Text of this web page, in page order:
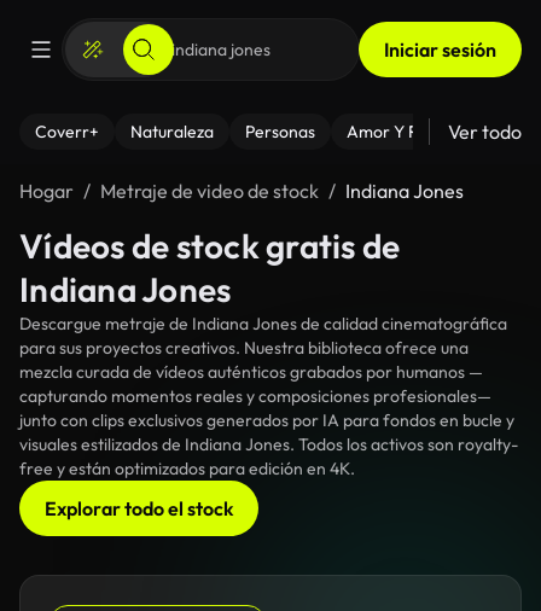
Iniciar sesión
Coverr+ Naturaleza Personas Amor Y Relaciones
Ver todo
Hogar Metraje de video de stock Indiana Jones
Vídeos de stock gratis de
Indiana Jones
Descargue metraje de Indiana Jones de calidad cinematográfica
para sus proyectos creativos. Nuestra biblioteca ofrece una
mezcla curada de vídeos auténticos grabados por humanos —
capturando momentos reales y composiciones profesionales—
junto con clips exclusivos generados por IA para fondos en bucle y
visuales estilizados de Indiana Jones. Todos los activos son royalty-
free y están optimizados para edición en 4K.
Explorar todo el stock